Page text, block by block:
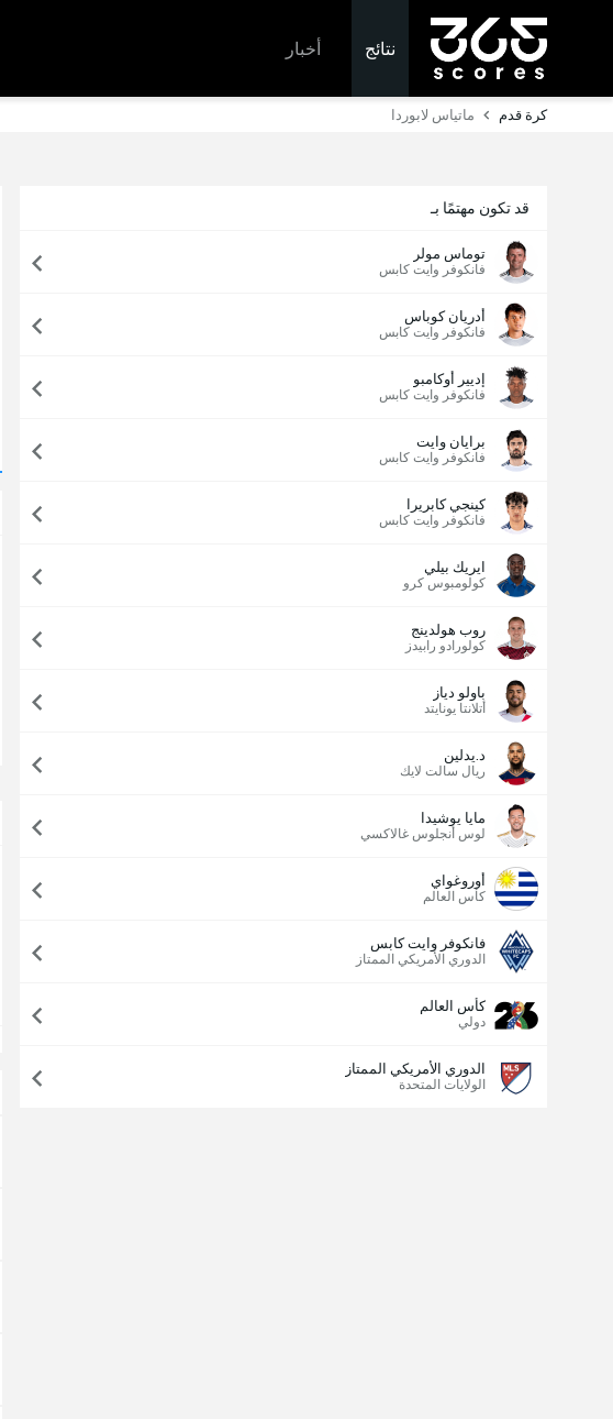
نتائج أخبار
كرة قدم ماتياس لابوردا
قد تكون مهتمًا بـ
توماس مولر
فانكوفر وايت كابس
أدريان كوباس
فانكوفر وايت كابس
إديير أوكامبو
فانكوفر وايت كابس
برايان وايت
فانكوفر وايت كابس
كينجي كابريرا
فانكوفر وايت كابس
ايريك بيلي
كولومبوس كرو
روب هولدينج
كولورادو رابيدز
باولو دياز
أتلانتا يونايتد
د.يدلين
ريال سالت لايك
مايا يوشيدا
لوس أنجلوس غالاكسي
أوروغواي
كأس العالم
فانكوفر وايت كابس
الدوري الأمريكي الممتاز
كأس العالم
دولي
الدوري الأمريكي الممتاز
الولايات المتحدة